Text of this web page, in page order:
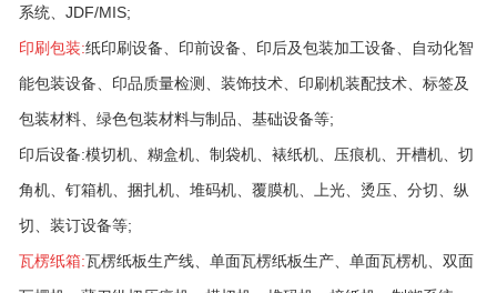
系统、JDF/MIS;
印刷包装:纸印刷设备、印前设备、印后及包装加工设备、自动化智
能包装设备、印品质量检测、装饰技术、印刷机装配技术、标签及
包装材料、绿色包装材料与制品、基础设备等;
印后设备:模切机、糊盒机、制袋机、裱纸机、压痕机、开槽机、切
角机、钉箱机、捆扎机、堆码机、覆膜机、上光、烫压、分切、纵
切、装订设备等;
瓦楞纸箱:瓦楞纸板生产线、单面瓦楞纸板生产、单面瓦楞机、双面